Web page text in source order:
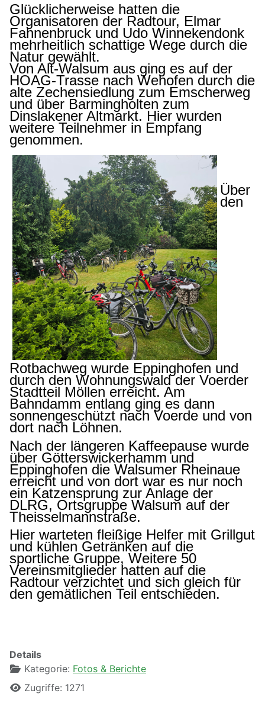
Glücklicherweise hatten die
Organisatoren der Radtour, Elmar
Fahnenbruck und Udo Winnekendonk
mehrheitlich schattige Wege durch die
Natur gewählt.
Von Alt-Walsum aus ging es auf der
HOAG-Trasse nach Wehofen durch die
alte Zechensiedlung zum Emscherweg
und über Barmingholten zum
Dinslakener Altmarkt. Hier wurden
weitere Teilnehmer in Empfang
genommen.
Über
den
Rotbachweg wurde Eppinghofen und
durch den Wohnungswald der Voerder
Stadtteil Möllen erreicht. Am
Bahndamm entlang ging es dann
sonnengeschützt nach Voerde und von
dort nach Löhnen.
Nach der längeren Kaffeepause wurde
über Götterswickerhamm und
Eppinghofen die Walsumer Rheinaue
erreicht und von dort war es nur noch
ein Katzensprung zur Anlage der
DLRG, Ortsgruppe Walsum auf der
Theisselmannstraße.
Hier warteten fleißige Helfer mit Grillgut
und kühlen Getränken auf die
sportliche Gruppe, Weitere 50
Vereinsmitglieder hatten auf die
Radtour verzichtet und sich gleich für
den gemätlichen Teil entschieden.
Details
Kategorie: Fotos & Berichte
Zugriffe: 1271